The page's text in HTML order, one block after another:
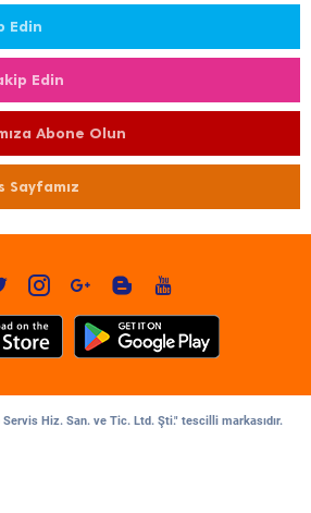
Edin
Edin
Abone Olun
Sayfamız
Hiz. San. ve Tic. Ltd. Şti." tescilli markasıdır.